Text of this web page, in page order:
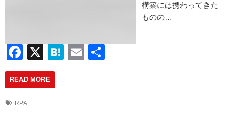
構築には携わってきた
ものの…
F
a
c
e
X
H
E
READ MORE
RPA